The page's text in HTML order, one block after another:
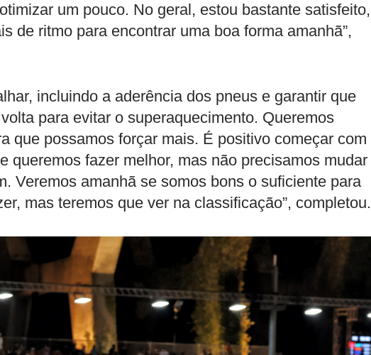
um pouco. No geral, estou bastante satisfeito,
de ritmo para encontrar uma boa forma amanhã”,
incluindo a aderência dos pneus e garantir que
para evitar o superaquecimento. Queremos
que possamos forçar mais. É positivo começar com
queremos fazer melhor, mas não precisamos mudar
Veremos amanhã se somos bons o suficiente para
mas teremos que ver na classificação”, completou.